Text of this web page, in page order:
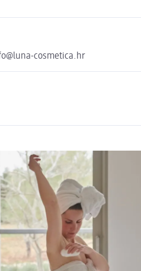
cosmetica.hr